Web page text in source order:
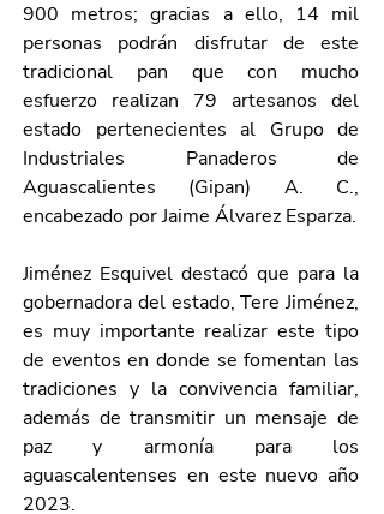
900 metros; gracias a ello, 14 mil
personas podrán disfrutar de este
tradicional pan que con mucho
esfuerzo realizan 79 artesanos del
estado pertenecientes al Grupo de
Industriales Panaderos de
Aguascalientes (Gipan) A. C.,
encabezado por Jaime Álvarez Esparza.
Jiménez Esquivel destacó que para la
gobernadora del estado, Tere Jiménez,
es muy importante realizar este tipo
de eventos en donde se fomentan las
tradiciones y la convivencia familiar,
además de transmitir un mensaje de
paz y armonía para los
aguascalentenses en este nuevo año
2023.